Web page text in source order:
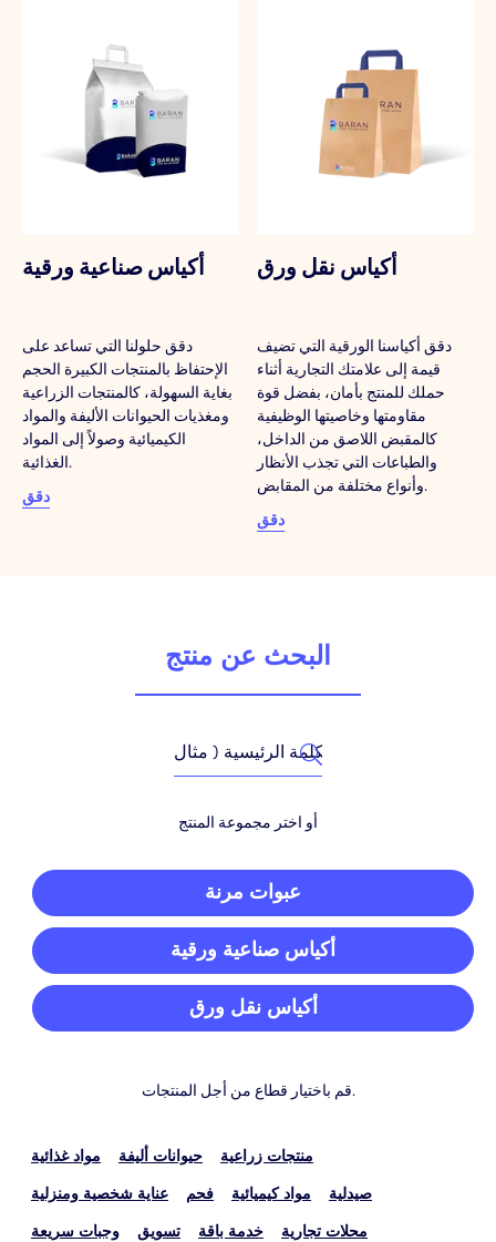
أكياس صناعية ورقية
دقق حلولنا التي تساعد على
الإحتفاظ بالمنتجات الكبيرة الحجم
بغاية السهولة، كالمنتجات الزراعية
ومغذيات الحيوانات الأليفة والمواد
الكيميائية وصولاً إلى المواد
الغذائية.
دقق
أكياس نقل ورق
دقق أكياسنا الورقية التي تضيف
قيمة إلى علامتك التجارية أثناء
حملك للمنتج بأمان، بفضل قوة
مقاومتها وخاصيتها الوظيفية
كالمقبض اللاصق من الداخل،
والطباعات التي تجذب الأنظار
وأنواع مختلفة من المقابض.
دقق
البحث عن منتج
أو اختر مجموعة المنتج
عبوات مرنة
أكياس صناعية ورقية
أكياس نقل ورق
قم باختيار قطاع من أجل المنتجات.
مواد غذائية حيوانات أليفة منتجات زراعية
عناية شخصية ومنزلية فحم مواد كيميائية صيدلية
وجبات سريعة تسويق خدمة باقة محلات تجارية